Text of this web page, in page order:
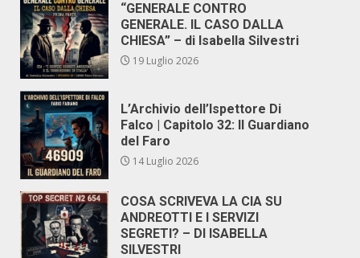
“GENERALE CONTRO
GENERALE. IL CASO DALLA
CHIESA” – di Isabella Silvestri
19 Luglio 2026
L’Archivio dell’Ispettore Di
Falco | Capitolo 32: Il Guardiano
del Faro
14 Luglio 2026
COSA SCRIVEVA LA CIA SU
ANDREOTTI E I SERVIZI
SEGRETI? – DI ISABELLA
SILVESTRI